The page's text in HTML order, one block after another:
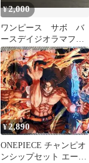
¥2,000
ワンピース サボ バ
ースデイジオラマフィ
ギュア
¥2,890
ONEPIECE チャンピオ
ンシップセット エー